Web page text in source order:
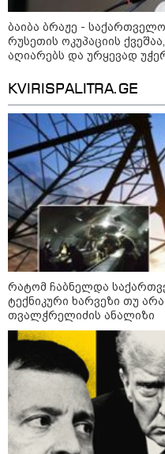
09:52 / 07-08-2026
"რაკეტები ჩვენც
ტრამპი
რაკეტების
ბაიბა ბრაჟე -
რუსეთის ოკუპაციის
აღიარებს და ურყევად
KVIRISPALITRA.GE
რატომ ჩაბნელდა
ტექნიკური ხარვეზი თუ
თვალჭრელიძის ანალიზი